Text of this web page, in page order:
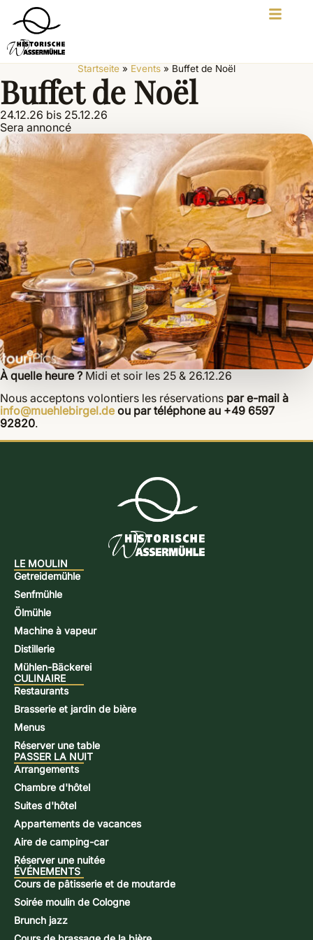
Startseite » Events » Buffet de Noël
Buffet de Noël
24.12.26 bis 25.12.26
Sera annoncé
À quelle heure ? Midi et soir les 25 & 26.12.26
Nous acceptons volontiers les réservations par e-mail à
info@muehlebirgel.deou par téléphone au +49 6597
92820.
LE MOULIN
Getreidemühle
Senfmühle
Ölmühle
Machine à vapeur
Distillerie
Mühlen-Bäckerei
CULINAIRE
Restaurants
Brasserie et jardin de bière
Menus
Réserver une table
PASSER LA NUIT
Arrangements
Chambre d'hôtel
Suites d'hôtel
Appartements de vacances
Aire de camping-car
Réserver une nuitée
ÉVÉNEMENTS
Cours de pâtisserie et de moutarde
Soirée moulin de Cologne
Brunch jazz